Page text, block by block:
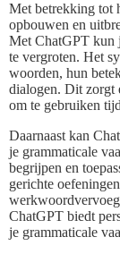
Met betrekking tot
opbouwen en
Met ChatGPT kun
te vergroten. Het
woorden, hun
dialogen. Dit zorgt
om te gebruiken
Daarnaast kan
je grammaticale
begrijpen en
gerichte
ChatGPT biedt
je grammaticale